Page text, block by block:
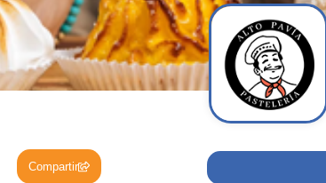
Compartir